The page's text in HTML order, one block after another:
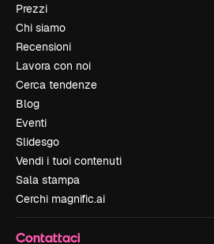
Prezzi
Chi siamo
Recensioni
Lavora con noi
Cerca tendenze
Blog
Eventi
Slidesgo
Vendi i tuoi contenuti
Sala stampa
Cerchi magnific.ai
Contattaci